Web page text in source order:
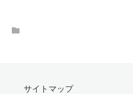
サイトマップ